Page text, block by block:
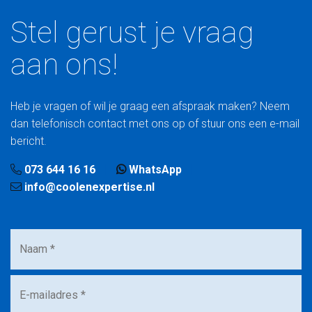
Stel gerust je vraag
aan ons!
Heb je vragen of wil je graag een afspraak maken? Neem
dan telefonisch contact met ons op of stuur ons een e-mail
bericht.
073 644 16 16
WhatsApp
info@coolenexpertise.nl
mailadres
*